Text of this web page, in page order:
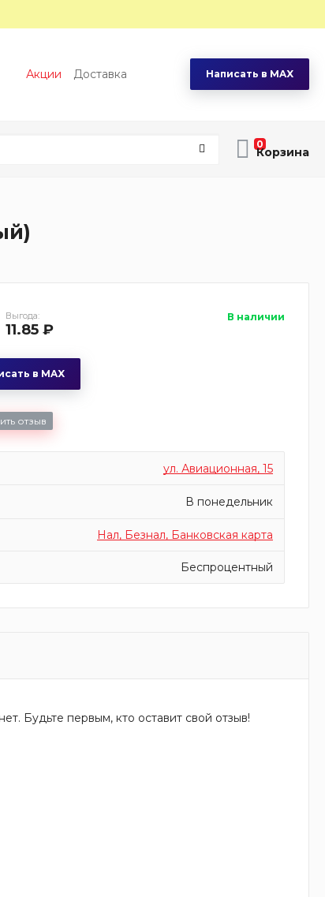
Написать в MAX
Акции Доставка
0
Выгода:
11.85 ₽
В наличии
в MAX
отзыв
ул. Авиационная, 15
В понедельник
Нал, Безнал, Банковская карта
Беспроцентный
Будьте первым, кто оставит свой отзыв!